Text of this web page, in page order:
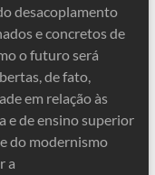
desacoplamento
e concretos de
o futuro será
de fato,
em relação às
e de ensino superior
do modernismo
a